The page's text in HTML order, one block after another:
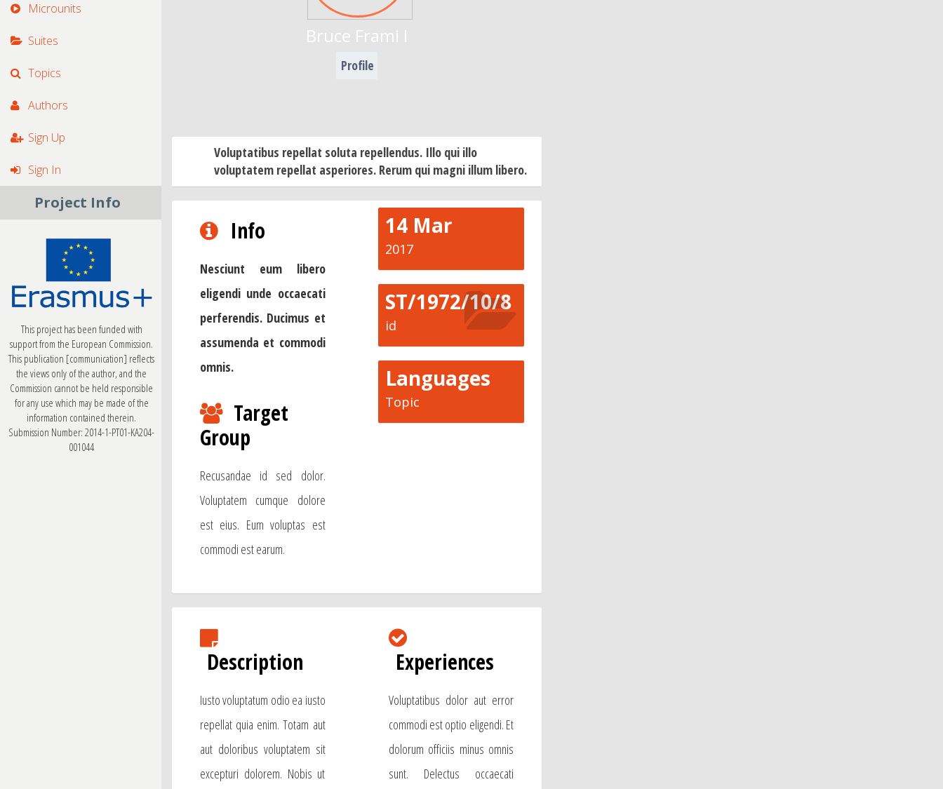
Microunits
Suites
Topics
Authors
Sign Up
Sign In
Project Info
This project has been funded with
support from the European Commission.
This publication [communication] reflects
the views only of the author, and the
Commission cannot be held responsible
for any use which may be made of the
information contained therein.
Submission Number: 2014-1-PT01-KA204-
001044
Bruce Frami I
Profile
Voluptatibus repellat soluta repellendus. Illo qui illo
voluptatem repellat asperiores. Rerum qui magni illum libero.
14 Mar
2017
ST/1972/10/8
id
Languages
Topic
Info
Nesciunt eum libero
eligendi unde occaecati
perferendis. Ducimus et
assumenda et commodi
omnis.
Target
Group
Recusandae id sed dolor.
Voluptatem cumque dolore
est eius. Eum voluptas est
commodi est earum.
Description
Iusto voluptatum odio ea iusto
repellat quia enim. Totam aut
aut doloribus voluptatem sit
excepturi dolorem. Nobis ut
Experiences
Voluptatibus dolor aut error
commodi est optio eligendi. Et
dolorum officiis minus omnis
sunt. Delectus occaecati